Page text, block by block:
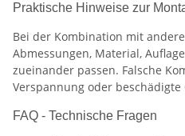
Praktische Hinweise zur
Bei der Kombination mit
Abmessungen, Material,
zueinander passen. Falsche
Verspannung oder
FAQ - Technische Fragen